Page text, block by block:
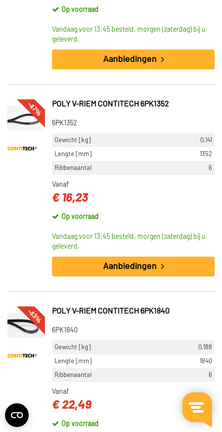
Op voorraad
Vandaag voor 13:45 besteld, morgen (zaterdag) bij u
geleverd.
Aanbiedingen
-47% POLY V-RIEM CONTITECH 6PK1352
6PK1352
Gewicht [kg]
0,141
Lengte [mm]
1352
Ribbenaantal
6
Vanaf
€ 16,23
Op voorraad
Vandaag voor 13:45 besteld, morgen (zaterdag) bij u
geleverd.
Aanbiedingen
-43% POLY V-RIEM CONTITECH 6PK1840
6PK1840
Gewicht [kg]
0,188
Lengte [mm]
1840
Ribbenaantal
6
Vanaf
€ 22,49
Op voorraad